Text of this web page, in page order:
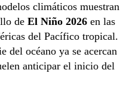
climáticos muestran
de El Niño 2026 en las
del Pacífico tropical.
del océano ya se acercan
anticipar el inicio del